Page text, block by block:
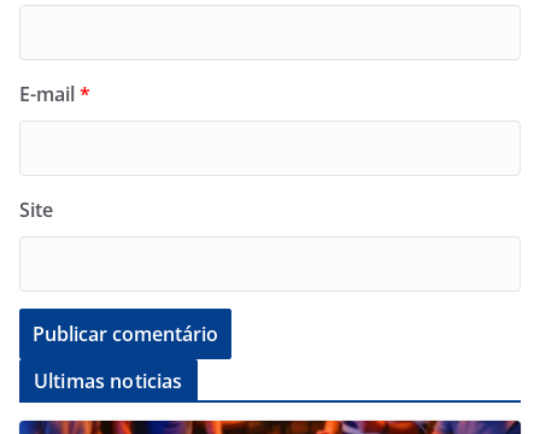
E-mail*
Site
Ultimas noticias